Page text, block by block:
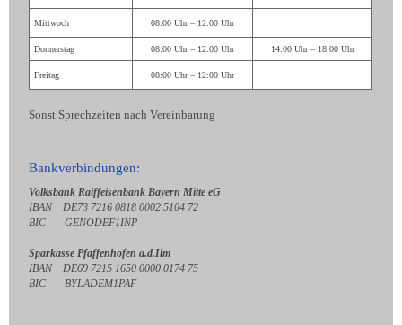
Mittwoch 08:00 Uhr – 12:00 Uhr
Donnerstag 08:00 Uhr – 12:00 Uhr 14:00 Uhr – 18:00 Uhr
Freitag 08:00 Uhr – 12:00 Uhr
Sonst Sprechzeiten nach Vereinbarung
Bankverbindungen:
Volksbank Raiffeisenbank Bayern Mitte eG
IBAN DE73 7216 0818 0002 5104 72
BIC GENODEF1INP
Sparkasse Pfaffenhofen a.d.Ilm
IBAN DE69 7215 1650 0000 0174 75
BIC BYLADEM1PAF